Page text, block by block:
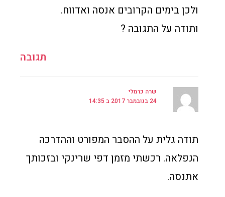
ולכן בימים הקרובים אנסה ואדווח.
ותודה על התגובה ?
תגובה
שרה כרמלי
24 בנובמבר 2017 ב 14:35
תודה גלית על ההסבר המפורט וההדרכה
הנפלאה. רכשתי מזמן דפי שרינקי ובזכותך
אתנסה.